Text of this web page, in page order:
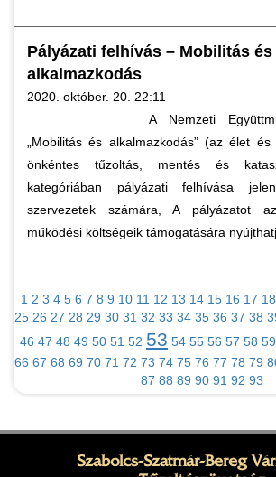
Pályázati felhívás – Mobilitás és
alkalmazkodás
2020. október. 20. 22:11
A Nemzeti
„Mobilitás és alkalmazkodás” (az élet és
önkéntes tűzoltás, mentés és
kategóriában pályázati felhívása
szervezetek számára, A pályázatot
működési költségeik támogatására
1 2 3 4 5 6 7 8 9 10 11 12 13 14 15 16 17 18
25 26 27 28 29 30 31 32 33 34 35 36 37 38
46 47 48 49 50 51 52 53 54 55 56 57 58 59
66 67 68 69 70 71 72 73 74 75 76 77 78 79
87 88 89 90 91 92 93
Szabolcs-Szatmár-Bereg